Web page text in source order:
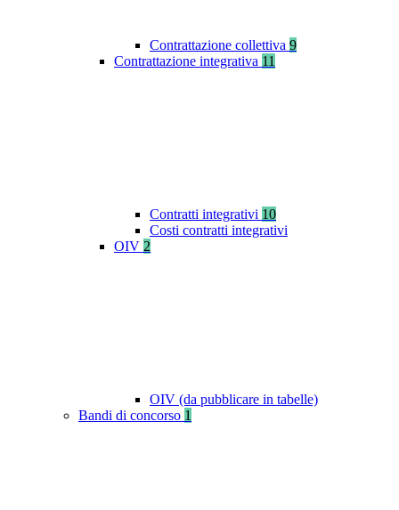
Contrattazione collettiva 9
Contrattazione integrativa 11
Contratti integrativi 10
Costi contratti integrativi
OIV 2
OIV (da pubblicare in tabelle)
Bandi di concorso 1